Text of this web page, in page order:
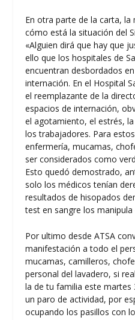
En otra parte de la carta,
cómo está la situación del
«Alguien dirá que hay que
ello que los hospitales de
encuentran desbordados
internación. En el Hospital
el reemplazante de la
espacios de internación,
el agotamiento, el estrés,
los trabajadores. Para
enfermería, mucamas,
ser considerados como
Esto quedó demostrado,
solo los médicos tenían
resultados de hisopados
test en sangre los manipula
Por ultimo desde ATSA
manifestación a todo el
mucamas, camilleros,
personal del lavadero, si
la de tu familia este martes
un paro de actividad, por
ocupando los pasillos con